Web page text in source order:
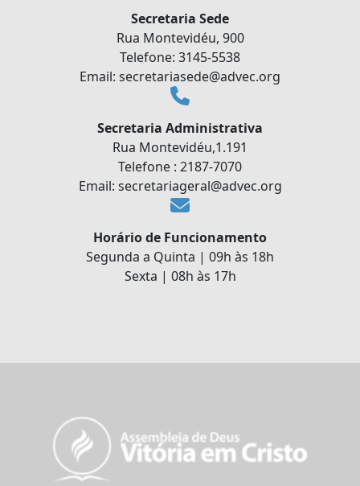
Secretaria Sede
Rua Montevidéu, 900
Telefone: 3145-5538
Email: secretariasede@advec.org
Secretaria Administrativa
Rua Montevidéu,1.191
Telefone : 2187-7070
Email: secretariageral@advec.org
Horário de Funcionamento
Segunda a Quinta | 09h às 18h
Sexta | 08h às 17h